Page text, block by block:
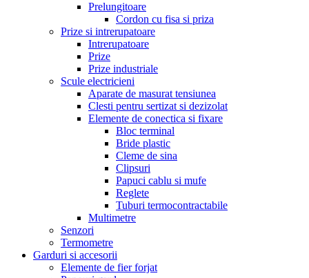
Prelungitoare
Cordon cu fisa si priza
Prize si intrerupatoare
Intrerupatoare
Prize
Prize industriale
Scule electricieni
Aparate de masurat tensiunea
Clesti pentru sertizat si dezizolat
Elemente de conectica si fixare
Bloc terminal
Bride plastic
Cleme de sina
Clipsuri
Papuci cablu si mufe
Reglete
Tuburi termocontractabile
Multimetre
Senzori
Termometre
Garduri si accesorii
Elemente de fier forjat